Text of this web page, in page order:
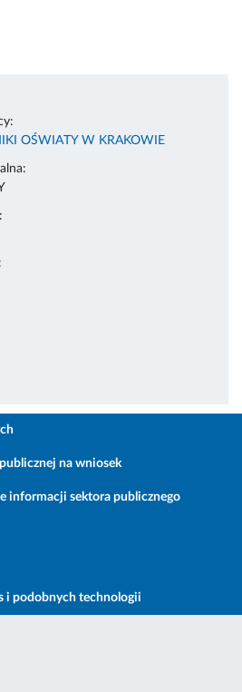
OŚWIATY W KRAKOWIE
na wniosek
informacji sektora publicznego
i podobnych technologii